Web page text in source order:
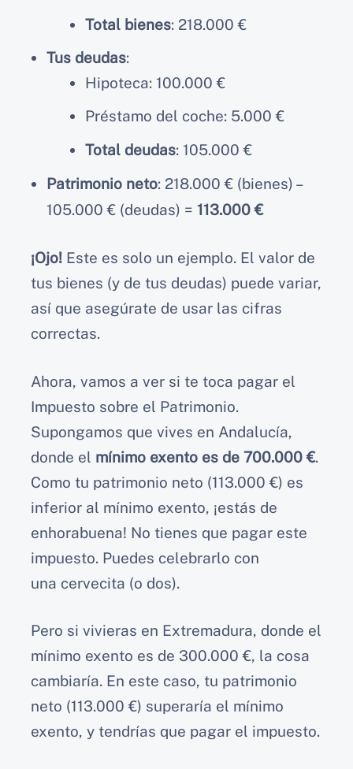
Total bienes: 218.000 €
Tus deudas:
Hipoteca: 100.000 €
Préstamo del coche: 5.000 €
Total deudas: 105.000 €
Patrimonio neto: 218.000 € (bienes) –
105.000 € (deudas) = 113.000 €
¡Ojo! Este es solo un ejemplo. El valor de
tus bienes (y de tus deudas) puede variar,
así que asegúrate de usar las cifras
correctas.
Ahora, vamos a ver si te toca pagar el
Impuesto sobre el Patrimonio.
Supongamos que vives en Andalucía,
donde el mínimo exento es de 700.000 €.
Como tu patrimonio neto (113.000 €) es
inferior al mínimo exento, ¡estás de
enhorabuena! No tienes que pagar este
impuesto. Puedes celebrarlo con
una cervecita (o dos).
Pero si vivieras en Extremadura, donde el
mínimo exento es de 300.000 €, la cosa
cambiaría. En este caso, tu patrimonio
neto (113.000 €) superaría el mínimo
exento, y tendrías que pagar el impuesto.